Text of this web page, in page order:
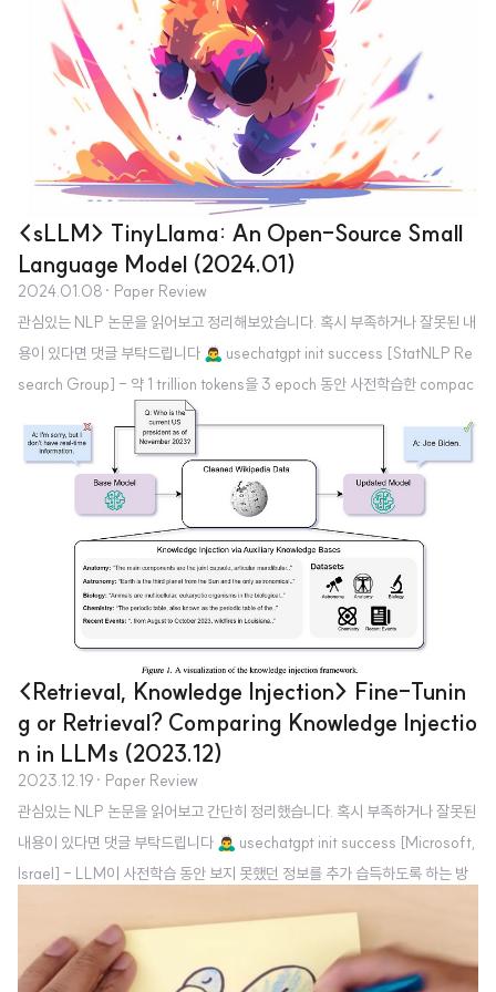
<sLLM> TinyLlama: An Open-Source Small
Language Model (2024.01)
2024.01.08 · Paper Review
관심있는 NLP 논문을 읽어보고 정리해보았습니다. 혹시 부족하거나 잘못된 내
용이 있다면 댓글 부탁드립니다 🙇‍♂️ usechatgpt init success [StatNLP Re
search Group] - 약 1 trillion tokens을 3 epoch 동안 사전학습한 compac
t 1.1B 언어 모델 - 기존 open-source 언어 모델들(OPT-1.3B, Pythia-1.4
B)을 능가하는 성능 1. Introduction 최근 NLP 분야는 언어 모델의 사이즈를 s
caling up 하는 방식으로 빠르게 발전하고 있음 이에 따라 한정된 자원을 효율
적으로 활용하여 최적의 모델 사이즈와 이에 할당해야 하는 학습 데이터의 양을
정하는 것이 중요한 이슈로 떠오르게 됨 초반에는 모델의 사이즈를 무식하게(..
<Retrieval, Knowledge Injection> Fine-Tunin
g or Retrieval? Comparing Knowledge Injectio
n in LLMs (2023.12)
2023.12.19 · Paper Review
관심있는 NLP 논문을 읽어보고 간단히 정리했습니다. 혹시 부족하거나 잘못된
내용이 있다면 댓글 부탁드립니다 🙇‍♂️ usechatgpt init success [Microsoft,
Israel] - LLM이 사전학습 동안 보지 못했던 정보를 추가 습득하도록 하는 방
두 방식 중에서 RAG가 훨씬 성능이 좋은 것으로 확인됨. 심지어 base with R
AG > fine-tuned with RAG 1. Introduction LLM은 다양한 도메인의 지식